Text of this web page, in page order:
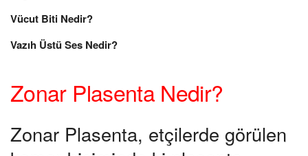
Vücut Biti Nedir?
Vazıh Üstü Ses Nedir?
Zonar Plasenta Nedir?
Zonar Plasenta, etçilerde görülen